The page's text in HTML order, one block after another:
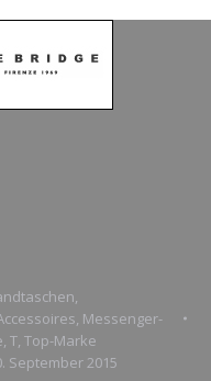
,
, Messenger-
, T, Top-Marke
September 2015